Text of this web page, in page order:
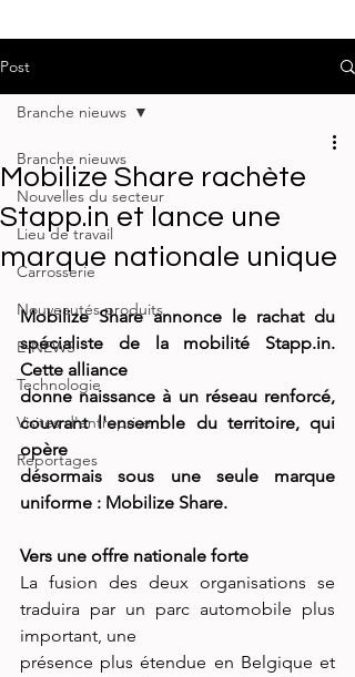
Post
Branche nieuws
Nouvelles du secteur
Lieu de travail
Carrosserie
Nouveautés produits
E-NEWS
Technologie
Visites d'entreprise
Reportages
Branche nieuws
Mobilize Share rachète
Stapp.in et lance une
marque nationale unique
Mobilize Share annonce le rachat du
spécialiste de la mobilité Stapp.in.
Cette alliance
donne naissance à un réseau renforcé,
couvrant l'ensemble du territoire, qui
opère
désormais sous une seule marque
uniforme : Mobilize Share.
Vers une offre nationale forte
La fusion des deux organisations se
traduira par un parc automobile plus
important, une
présence plus étendue en Belgique et